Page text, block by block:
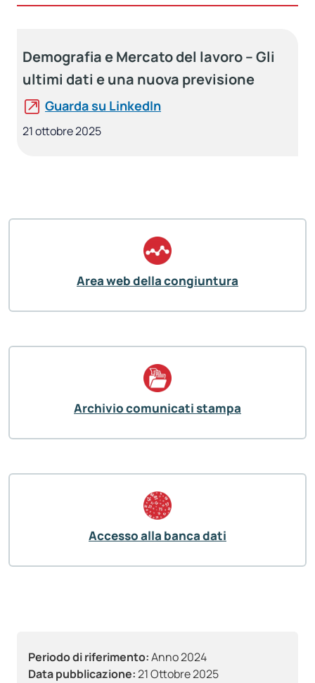
Periodo di riferimento:Anno 2024
Data pubblicazione:21 Ottobre 2025
Demografia e Mercato del lavoro – Gli
ultimi dati e una nuova previsione
Guarda su LinkedIn
21 ottobre 2025
Area web della congiuntura
Archivio comunicati stampa
Accesso alla banca dati